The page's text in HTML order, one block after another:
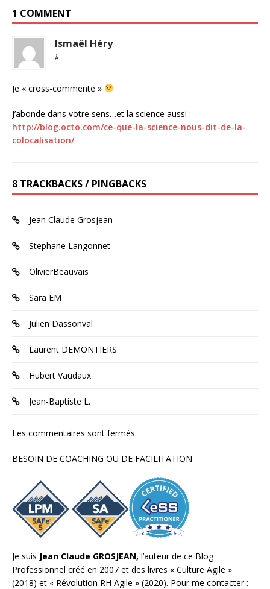
1 COMMENT
Ismaël Héry
À
Je « cross-commente »
J’abonde dans votre sens…et la science aussi :
http://blog.octo.com/ce-que-la-science-nous-dit-de-la-
colocalisation/
8 TRACKBACKS / PINGBACKS
Jean Claude Grosjean
Stephane Langonnet
OlivierBeauvais
Sara EM
Julien Dassonval
Laurent DEMONTIERS
Hubert Vaudaux
Jean-Baptiste L.
Les commentaires sont fermés.
BESOIN DE COACHING OU DE FACILITATION
Je suis Jean Claude GROSJEAN, l’auteur de ce Blog
Professionnel créé en 2007 et des livres « Culture Agile »
(2018) et « Révolution RH Agile » (2020). Pour me contacter :